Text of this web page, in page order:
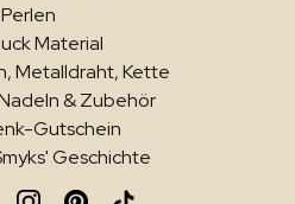
Perlen
Material
Metalldraht, Kette
& Zubehör
Gutschein
Geschichte